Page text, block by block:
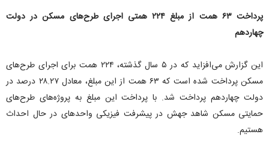
پرداخت ۶۳ همت از مبلغ ۲۲۴ همتی اجرای طرح‌های مسکن در دولت
چهاردهم
این گزارش می‌افزاید که در ۵ سال گذشته، ۲۲۴ همت برای اجرای طرح‌های
مسکن پرداخت شده است که ۶۳ همت از این مبلغ، معادل ۲۸.۲۷ درصد در
دولت چهاردهم پرداخت شد. با پرداخت این مبلغ به پروژه‌های طرح‌های
حمایتی مسکن شاهد جهش در پیشرفت فیزیکی واحد‌های در حال احداث
هستیم.